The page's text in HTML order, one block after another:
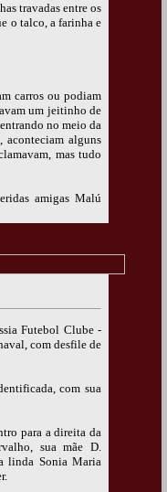
travadas entre os
o talco, a farinha e
carros ou podiam
um jeitinho de
no meio da
aconteciam alguns
mas tudo
amigas Malú
Futebol Clube -
com desfile de
com sua
para a direita da
sua mãe D.
linda Sonia Maria